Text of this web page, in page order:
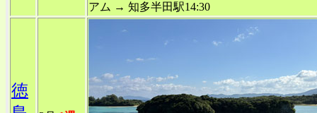
アム → 知多半田駅14:30
徳